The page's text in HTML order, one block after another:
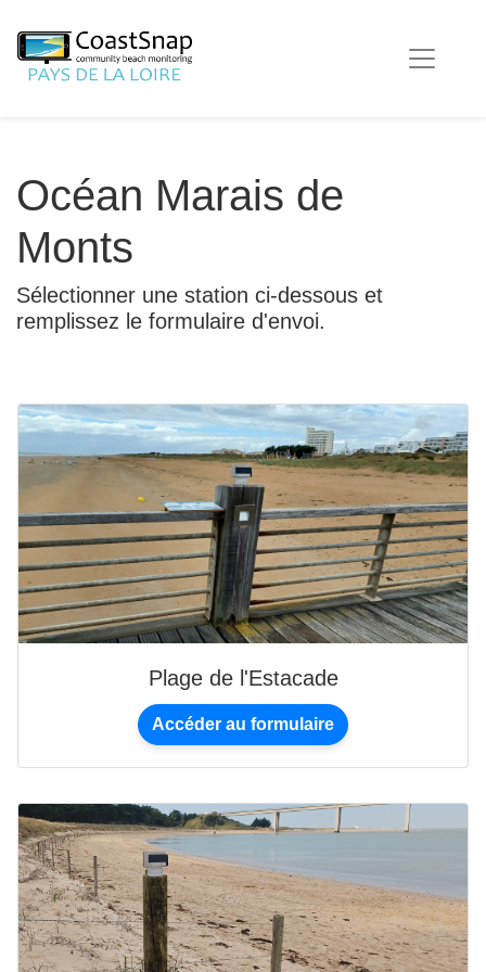
Océan Marais de
Monts
Sélectionner une station ci-dessous et
remplissez le formulaire d'envoi.
Plage de l'Estacade
Accéder au formulaire